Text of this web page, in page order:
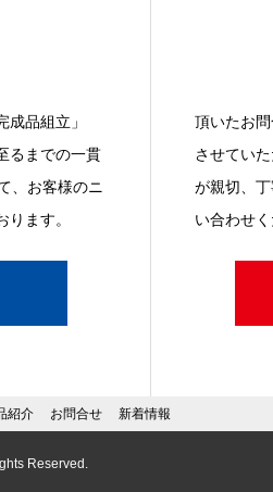
成品組立」
るまでの一貫
、お客様のニ
ます。
頂いたお
させてい
が親切、
い合わせく
紹介 お問合せ 新着情報
Reserved.